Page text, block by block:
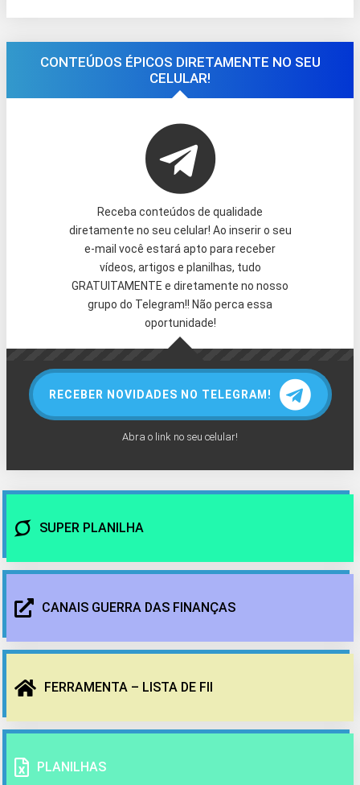
CONTEÚDOS ÉPICOS DIRETAMENTE NO SEU
CELULAR!
Receba conteúdos de qualidade
diretamente no seu celular! Ao inserir o seu
e-mail você estará apto para receber
vídeos, artigos e planilhas, tudo
GRATUITAMENTE e diretamente no nosso
grupo do Telegram!! Não perca essa
oportunidade!
RECEBER NOVIDADES NO TELEGRAM!
Abra o link no seu celular!
SUPER PLANILHA
CANAIS GUERRA DAS FINANÇAS
FERRAMENTA – LISTA DE FII
PLANILHAS